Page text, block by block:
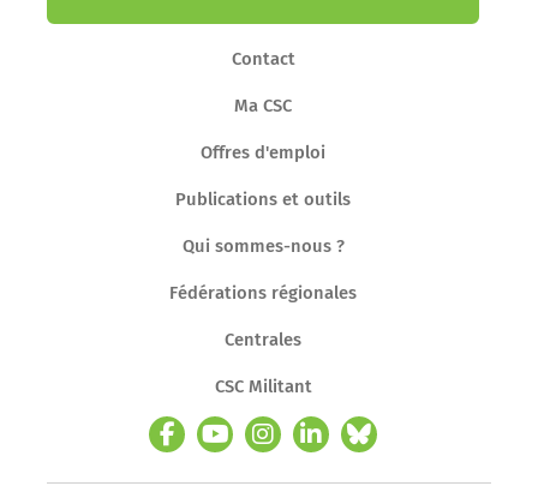
Contact
Ma CSC
Offres d'emploi
Publications et outils
Qui sommes-nous ?
Fédérations régionales
Centrales
CSC Militant